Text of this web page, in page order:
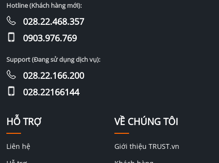
HỖ TRỢ
Liên hệ
VỀ CHÚNG TÔI
Giới thiệu TRUST.vn
Hotline (Khách hàng mới):
028.22.468.357
0903.976.769
Support (Đang sử dụng dịch vụ):
028.22.166.200
028.22166144